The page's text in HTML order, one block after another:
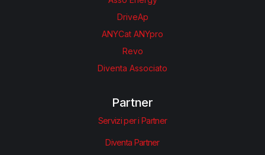
DriveAp
ANYCat ANYpro
Revo
Diventa Associato
Partner
Servizi per i Partner
Diventa Partner